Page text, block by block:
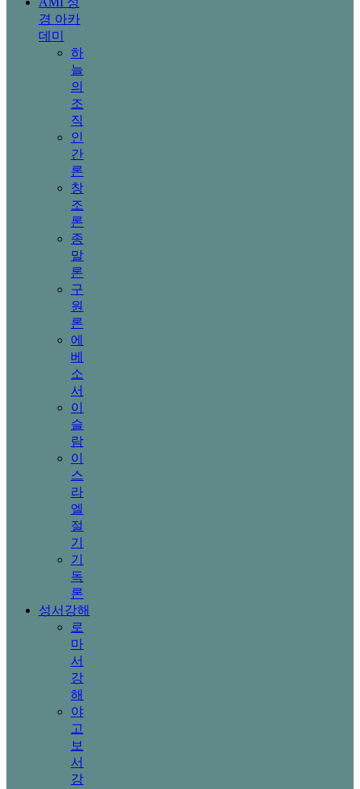
경 아카
데미
하
늘
의
조
직
인
간
론
창
조
론
종
말
론
구
원
론
에
베
소
서
이
슬
람
이
스
라
엘
절
기
기
독
론
성서강해
로
마
서
강
해
야
고
보
서
강